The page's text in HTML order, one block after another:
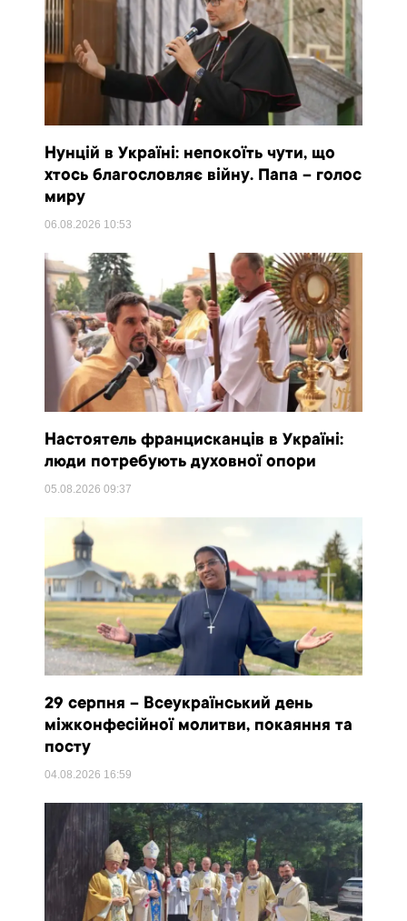
Нунцій в Україні: непокоїть чути, що
хтось благословляє війну. Папа – голос
миру
06.08.2026 10:53
Настоятель францисканців в Україні:
люди потребують духовної опори
05.08.202609:37
29 серпня – Всеукраїнський день
міжконфесійної молитви, покаяння та
посту
04.08.2026 16:59